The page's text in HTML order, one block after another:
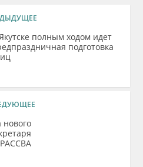
полным ходом идет
подготовка
нового